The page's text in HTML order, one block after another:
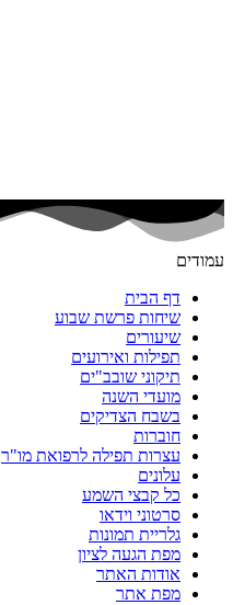
עמודים
דף הבית
שיחות פרשת שבוע
שיעורים
תפילות ואירועים
תיקוני שובב"ים
מועדי השנה
בשבח הצדיקים
חוברות
עצרות תפילה לרפואת מו"ר
עלונים
כל קבצי השמע
סרטוני וידאו
גלריית תמונות
מפת הגעה לציון
אודות האתר
מפת אתר